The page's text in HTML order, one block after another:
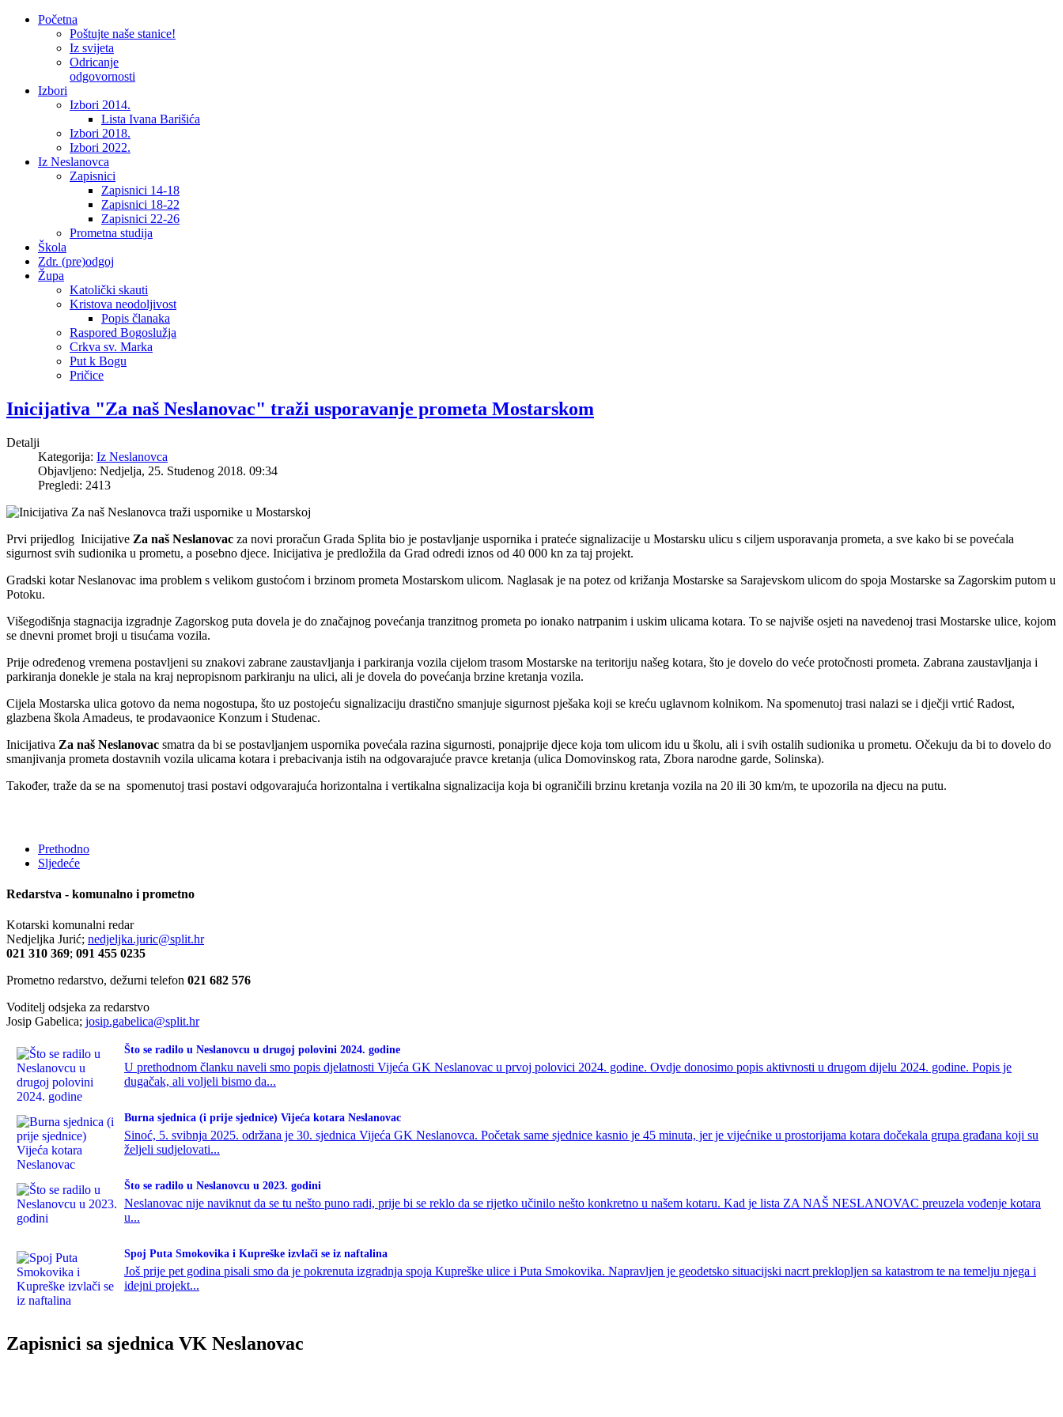
Početna
Poštujte naše stanice!
Iz svijeta
Odricanje
odgovornosti
Izbori
Izbori 2014.
Lista Ivana Barišića
Izbori 2018.
Izbori 2022.
Iz Neslanovca
Zapisnici
Zapisnici 14-18
Zapisnici 18-22
Zapisnici 22-26
Prometna studija
Škola
Zdr. (pre)odgoj
Župa
Katolički skauti
Kristova neodoljivost
Popis članaka
Raspored Bogoslužja
Crkva sv. Marka
Put k Bogu
Pričice
Inicijativa "Za naš Neslanovac" traži usporavanje prometa Mostarskom
Detalji
Kategorija: Iz Neslanovca
Objavljeno: Nedjelja, 25. Studenog 2018. 09:34
Pregledi: 2413
Prvi prijedlog Inicijative Za naš Neslanovac za novi proračun Grada Splita bio je postavljanje uspornika i prateće signalizacije u Mostarsku ulicu s ciljem usporavanja prometa, a sve kako bi se povećala
sigurnost svih sudionika u prometu, a posebno djece. Inicijativa je predložila da Grad odredi iznos od 40 000 kn za taj projekt.
Gradski kotar Neslanovac ima problem s velikom gustoćom i brzinom prometa Mostarskom ulicom. Naglasak je na potez od križanja Mostarske sa Sarajevskom ulicom do spoja Mostarske sa Zagorskim putom u
Potoku.
Višegodišnja stagnacija izgradnje Zagorskog puta dovela je do značajnog povećanja tranzitnog prometa po ionako natrpanim i uskim ulicama kotara. To se najviše osjeti na navedenoj trasi Mostarske ulice, kojom
se dnevni promet broji u tisućama vozila.
Prije određenog vremena postavljeni su znakovi zabrane zaustavljanja i parkiranja vozila cijelom trasom Mostarske na teritoriju našeg kotara, što je dovelo do veće protočnosti prometa. Zabrana zaustavljanja i
parkiranja donekle je stala na kraj nepropisnom parkiranju na ulici, ali je dovela do povećanja brzine kretanja vozila.
Cijela Mostarska ulica gotovo da nema nogostupa, što uz postojeću signalizaciju drastično smanjuje sigurnost pješaka koji se kreću uglavnom kolnikom. Na spomenutoj trasi nalazi se i dječji vrtić Radost,
glazbena škola Amadeus, te prodavaonice Konzum i Studenac.
Inicijativa Za naš Neslanovac smatra da bi se postavljanjem uspornika povećala razina sigurnosti, ponajprije djece koja tom ulicom idu u školu, ali i svih ostalih sudionika u prometu. Očekuju da bi to dovelo do
smanjivanja prometa dostavnih vozila ulicama kotara i prebacivanja istih na odgovarajuće pravce kretanja (ulica Domovinskog rata, Zbora narodne garde, Solinska).
Također, traže da se na spomenutoj trasi postavi odgovarajuća horizontalna i vertikalna signalizacija koja bi ograničili brzinu kretanja vozila na 20 ili 30 km/m, te upozorila na djecu na putu.
Prethodno
Sljedeće
Redarstva - komunalno i prometno
Kotarski komunalni redar
Nedjeljka Jurić; nedjeljka.juric@split.hr
021 310 369; 091 455 0235
Prometno redarstvo, dežurni telefon 021 682 576
Voditelj odsjeka za redarstvo
Josip Gabelica; josip.gabelica@split.hr
Što se radilo u Neslanovcu u drugoj polovini 2024. godine
U prethodnom članku naveli smo popis djelatnosti Vijeća GK Neslanovac u prvoj polovici 2024. godine. Ovdje donosimo popis aktivnosti u drugom dijelu 2024. godine. Popis je
dugačak, ali voljeli bismo da...
Burna sjednica (i prije sjednice) Vijeća kotara Neslanovac
Sinoć, 5. svibnja 2025. održana je 30. sjednica Vijeća GK Neslanovca. Početak same sjednice kasnio je 45 minuta, jer je vijećnike u prostorijama kotara dočekala grupa građana koji su
željeli sudjelovati...
Što se radilo u Neslanovcu u 2023. godini
Neslanovac nije naviknut da se tu nešto puno radi, prije bi se reklo da se rijetko učinilo nešto konkretno u našem kotaru. Kad je lista ZA NAŠ NESLANOVAC preuzela vođenje kotara
u...
Spoj Puta Smokovika i Kupreške izvlači se iz naftalina
Još prije pet godina pisali smo da je pokrenuta izgradnja spoja Kupreške ulice i Puta Smokovika. Napravljen je geodetsko situacijski nacrt preklopljen sa katastrom te na temelju njega i
idejni projekt...
Zapisnici sa sjednica VK Neslanovac